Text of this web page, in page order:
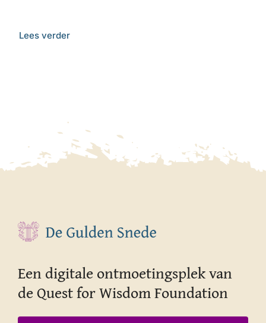
Lees verder
Een digitale ontmoetingsplek van
de Quest for Wisdom Foundation